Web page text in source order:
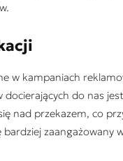
w kampaniach
docierających do nas
nad przekazem, co
zaangażowany